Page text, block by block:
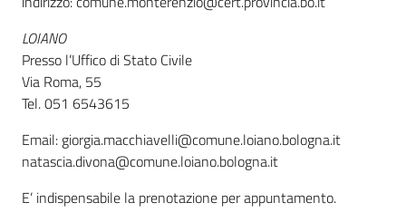
LOIANO
Presso l’Uffico di Stato Civile
Via Roma, 55
Tel. 051 6543615
Email: giorgia.macchiavelli@comune.loiano.bologna.it
natascia.divona@comune.loiano.bologna.it
E’ indispensabile la prenotazione per appuntamento.